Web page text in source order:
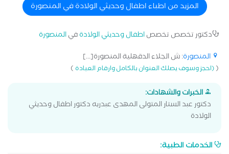
المزيد من اطباء اطفال وحديثي الولادة في المنصورة
دكتور تخصص تخصصاطفال وحديثي الولادةفيالمنصورة
المنصورة: ش الجلاء الدقهلية المنصورة[...]
((احجز وسوف يصلك العنوان بالكامل وارقام العيادة)
الخبرات والشهادات:
دكتور عبد الستار المتولى المهدى عبدربه دكتور اطفال وحديثي
الولادة
الخدمات الطبية: